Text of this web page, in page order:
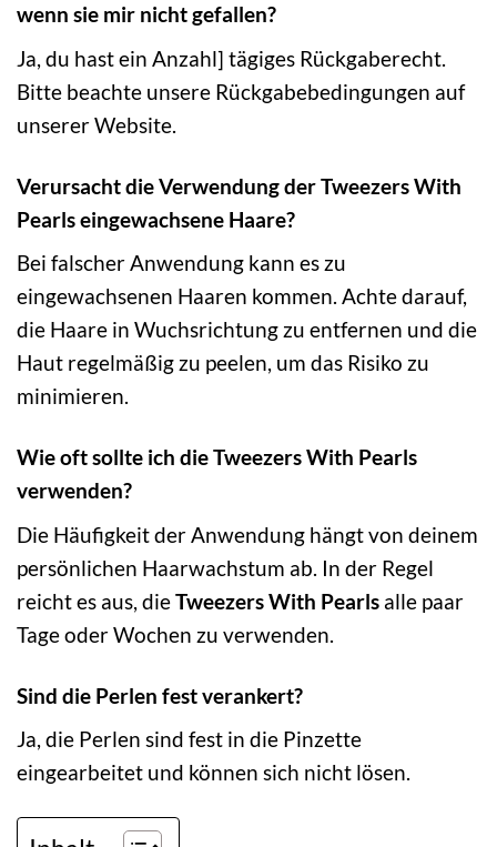
wenn sie mir nicht gefallen?
Ja, du hast ein Anzahl] tägiges Rückgaberecht.
Bitte beachte unsere Rückgabebedingungen auf
unserer Website.
Verursacht die Verwendung der Tweezers With
Pearls eingewachsene Haare?
Bei falscher Anwendung kann es zu
eingewachsenen Haaren kommen. Achte darauf,
die Haare in Wuchsrichtung zu entfernen und die
Haut regelmäßig zu peelen, um das Risiko zu
minimieren.
Wie oft sollte ich die Tweezers With Pearls
verwenden?
Die Häufigkeit der Anwendung hängt von deinem
persönlichen Haarwachstum ab. In der Regel
reicht es aus, dieTweezers With Pearls alle paar
Tage oder Wochen zu verwenden.
Sind die Perlen fest verankert?
Ja, die Perlen sind fest in die Pinzette
eingearbeitet und können sich nicht lösen.